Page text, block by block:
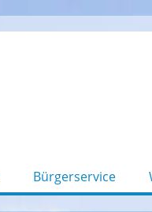
Bürgerservice